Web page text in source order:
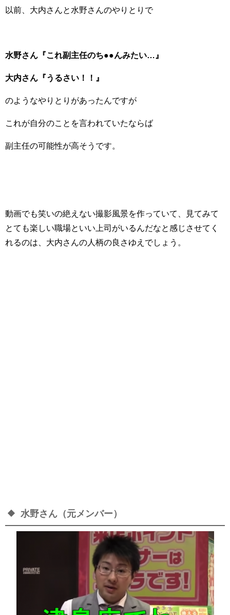
以前、大内さんと水野さんのやりとりで
水野さん『これ副主任のち●●んみたい…』
大内さん『うるさい！！』
のようなやりとりがあったんですが
これが自分のことを言われていたならば
副主任の可能性が高そうです。
動画でも笑いの絶えない撮影風景を作っていて、見てみて
とても楽しい職場といい上司がいるんだなと感じさせてく
れるのは、大内さんの人柄の良さゆえでしょう。
水野さん（元メンバー）